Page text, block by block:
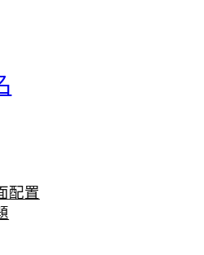
配置